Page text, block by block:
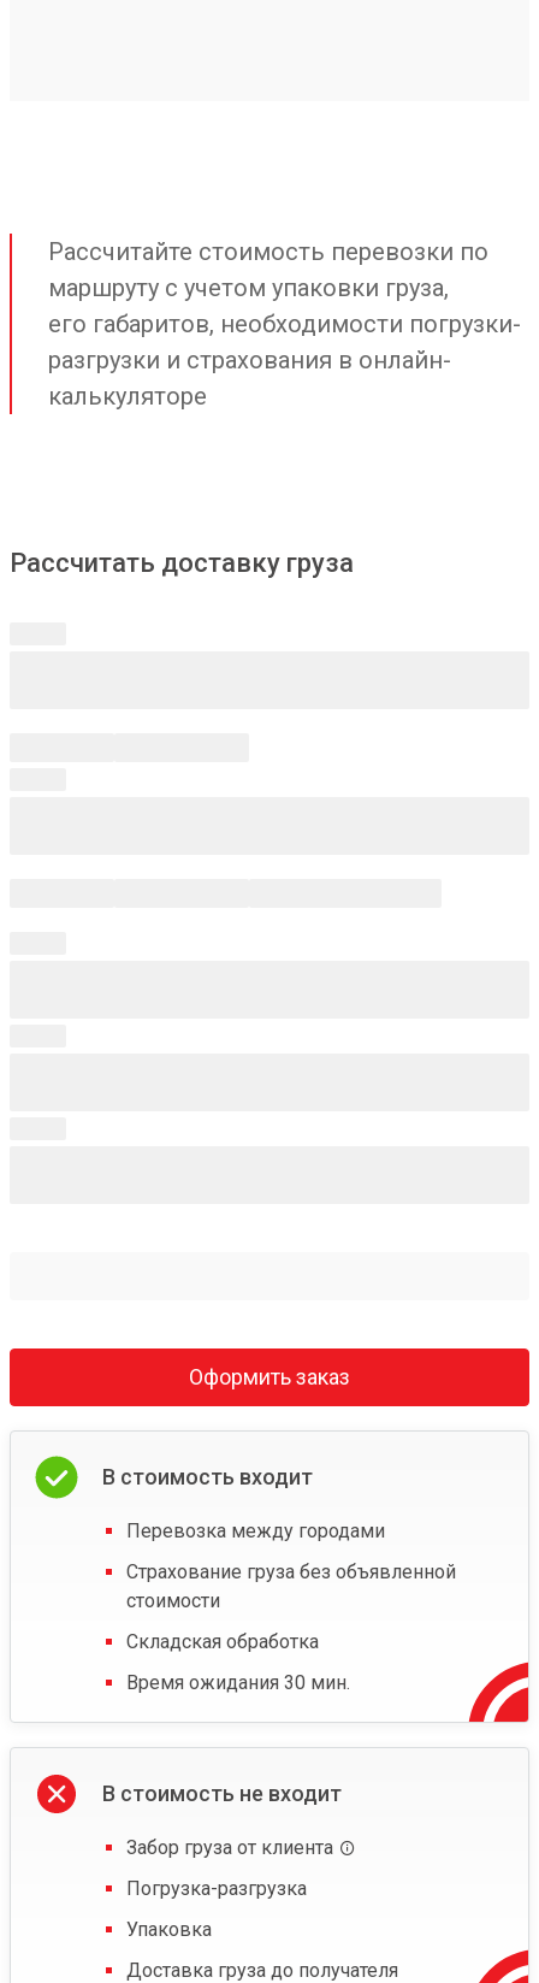
Рассчитайте стоимость перевозки по
маршруту с учетом упаковки груза,
его габаритов, необходимости погрузки-
разгрузки и страхования в онлайн-
калькуляторе
Рассчитать доставку груза
Оформить заказ
В стоимость входит
Перевозка между городами
Страхование груза без объявленной
стоимости
Складская обработка
Время ожидания 30 мин.
В стоимость не входит
Забор груза от клиента
Погрузка-разгрузка
Упаковка
Доставка груза до получателя